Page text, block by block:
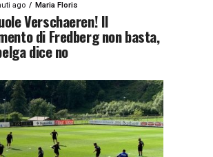
ago Maria Floris
Verschaeren! Il
di Fredberg non basta,
dice no